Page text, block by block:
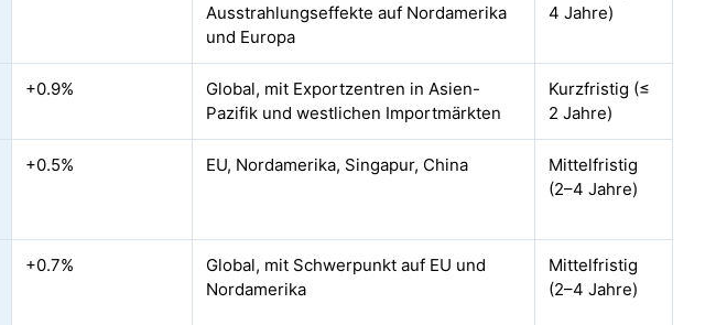
Ausstrahlungseffekte auf Nordamerika
und Europa
4 Jahre)
+0.9%
Global, mit Exportzentren in Asien-
Pazifik und westlichen Importmärkten
Kurzfristig (≤
2 Jahre)
+0.5% EU, Nordamerika, Singapur, China
Mittelfristig
(2–4 Jahre)
+0.7%
Global, mit Schwerpunkt auf EU und
Nordamerika
Mittelfristig
(2–4 Jahre)